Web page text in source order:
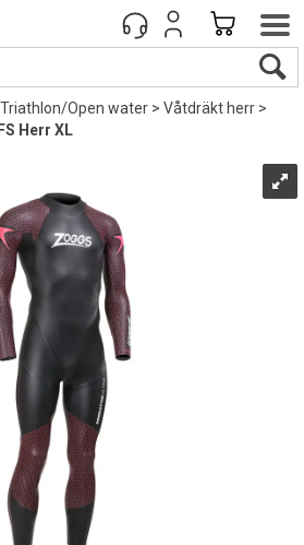
Triathlon/Open water>Våtdräkt herr>
Herr XL